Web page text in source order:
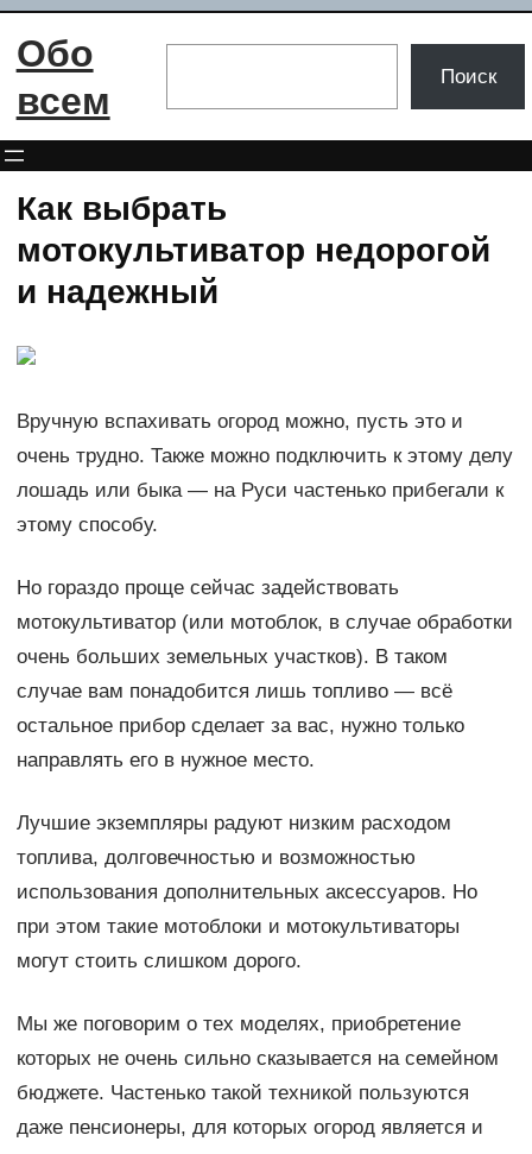
Перейти
Обо
всем
Поиск
Как выбрать
мотокультиватор недорогой
и надежный
Вручную вспахивать огород можно, пусть это и
очень трудно. Также можно подключить к этому делу
лошадь или быка — на Руси частенько прибегали к
этому способу.
Но гораздо проще сейчас задействовать
мотокультиватор (или мотоблок, в случае обработки
очень больших земельных участков). В таком
случае вам понадобится лишь топливо — всё
остальное прибор сделает за вас, нужно только
направлять его в нужное место.
Лучшие экземпляры радуют низким расходом
топлива, долговечностью и возможностью
использования дополнительных аксессуаров. Но
при этом такие мотоблоки и мотокультиваторы
могут стоить слишком дорого.
Мы же поговорим о тех моделях, приобретение
которых не очень сильно сказывается на семейном
бюджете. Частенько такой техникой пользуются
даже пенсионеры, для которых огород является и